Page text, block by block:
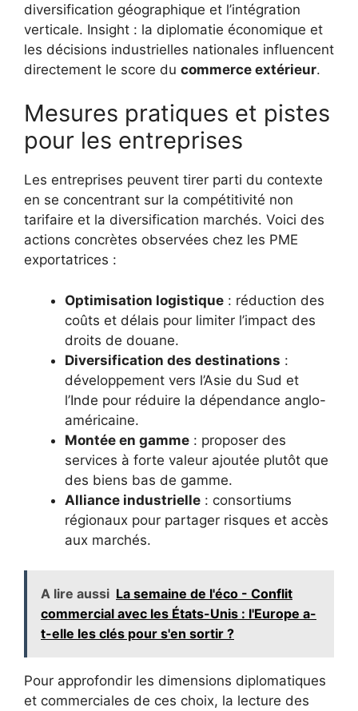
diversification géographique et l’intégration
verticale. Insight : la diplomatie économique et
les décisions industrielles nationales influencent
directement le score du commerce extérieur.
Mesures pratiques et pistes
pour les entreprises
Les entreprises peuvent tirer parti du contexte
en se concentrant sur la compétitivité non
tarifaire et la diversification marchés. Voici des
actions concrètes observées chez les PME
exportatrices :
Optimisation logistique : réduction des
coûts et délais pour limiter l’impact des
droits de douane.
Diversification des destinations :
développement vers l’Asie du Sud et
l’Inde pour réduire la dépendance anglo-
américaine.
Montée en gamme : proposer des
services à forte valeur ajoutée plutôt que
des biens bas de gamme.
Alliance industrielle : consortiums
régionaux pour partager risques et accès
aux marchés.
A lire aussi La semaine de l'éco - Conflit
commercial avec les États-Unis : l'Europe a-
t-elle les clés pour s'en sortir ?
Pour approfondir les dimensions diplomatiques
et commerciales de ces choix, la lecture des